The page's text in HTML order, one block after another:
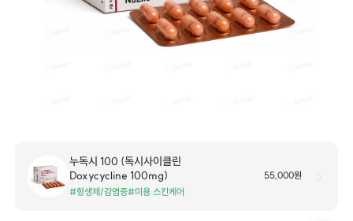
누독시 100 (독시사이클린
Doxycycline 100mg)
#항생제/감염증#미용 스킨케어
55,000원